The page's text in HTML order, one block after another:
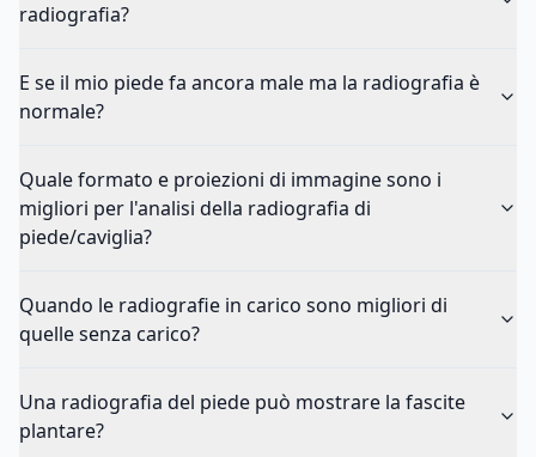
radiografia?
E se il mio piede fa ancora male ma la radiografia è
normale?
Quale formato e proiezioni di immagine sono i
migliori per l'analisi della radiografia di
piede/caviglia?
Quando le radiografie in carico sono migliori di
quelle senza carico?
Una radiografia del piede può mostrare la fascite
plantare?